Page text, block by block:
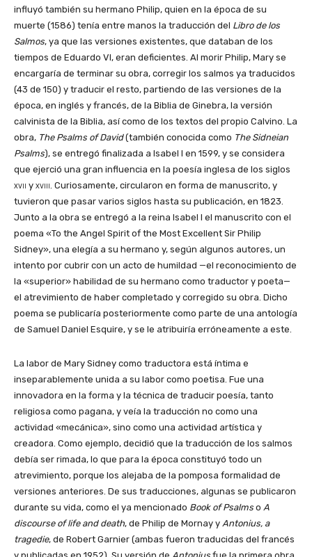
influyó también su hermano Philip, quien en la época de su
muerte (1586) tenía entre manos la traducción del Libro de los
Salmos, ya que las versiones existentes, que databan de los
tiempos de Eduardo VI, eran deficientes. Al morir Philip, Mary se
encargaría de terminar su obra, corregir los salmos ya traducidos
(43 de 150) y traducir el resto, partiendo de las versiones de la
época, en inglés y francés, de la Biblia de Ginebra, la versión
calvinista de la Biblia, así como de los textos del propio Calvino. La
obra, The Psalms of David(también conocida como The Sidneian
Psalms), se entregó finalizada a Isabel I en 1599, y se considera
que ejerció una gran influencia en la poesía inglesa de los siglos
xvii y xviii. Curiosamente, circularon en forma de manuscrito, y
tuvieron que pasar varios siglos hasta su publicación, en 1823.
Junto a la obra se entregó a la reina Isabel I el manuscrito con el
poema «To the Angel Spirit of the Most Excellent Sir Philip
Sidney», una elegía a su hermano y, según algunos autores, un
intento por cubrir con un acto de humildad —el reconocimiento de
la «superior» habilidad de su hermano como traductor y poeta—
el atrevimiento de haber completado y corregido su obra. Dicho
poema se publicaría posteriormente como parte de una antología
de Samuel Daniel Esquire, y se le atribuiría erróneamente a este.
La labor de Mary Sidney como traductora está íntima e
inseparablemente unida a su labor como poetisa. Fue una
innovadora en la forma y la técnica de traducir poesía, tanto
religiosa como pagana, y veía la traducción no como una
actividad «mecánica», sino como una actividad artística y
creadora. Como ejemplo, decidió que la traducción de los salmos
debía ser rimada, lo que para la época constituyó todo un
atrevimiento, porque los alejaba de la pomposa formalidad de
versiones anteriores. De sus traducciones, algunas se publicaron
durante su vida, como el ya mencionado Book of Psalms o A
discourse of life and death, de Philip de Mornay y Antonius, a
tragedie, de Robert Garnier (ambas fueron traducidas del francés